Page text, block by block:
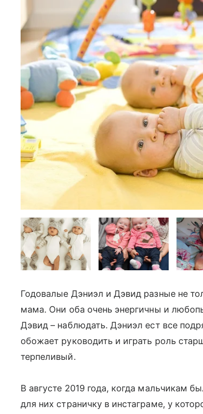
Годовалые Дэниэл и Дэвид разные не
мама. Они оба очень энергичны и
Дэвид – наблюдать. Дэниэл ест все
обожает руководить и играть роль
терпеливый.
В августе 2019 года, когда мальчикам
для них страничку в инстаграме, у